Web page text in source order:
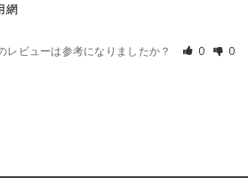
網
レビューは参考になりましたか？ 0 0